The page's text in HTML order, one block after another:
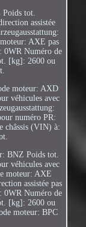
tot.
assistée
AXE pas
0WR Numéro de
[kg]: 2600 ou
moteur: AXD
véhicules avec
numéro PR:
châssis (VIN) à:
BNZ Poids tot.
véhicules avec
moteur: AXE
assistée pas
0WR Numéro de
[kg]: 2600 ou
moteur: BPC